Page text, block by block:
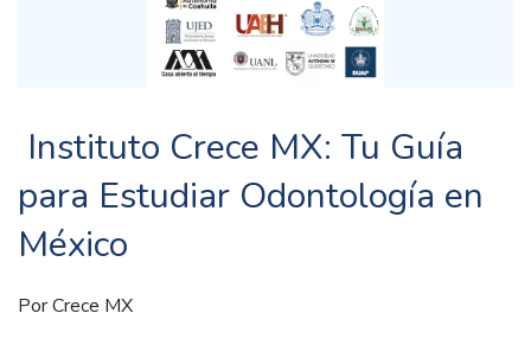
Instituto Crece MX: Tu Guía
para Estudiar Odontología en
México
PorCrece MX